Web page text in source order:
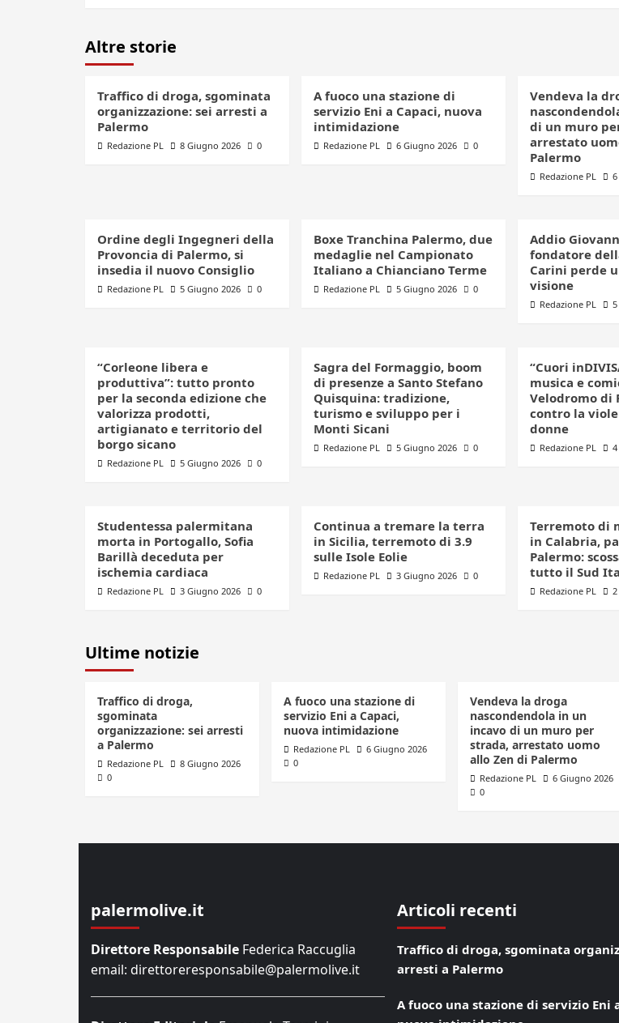
Altre storie
Traffico di droga, sgominata
organizzazione: sei arresti a
Palermo
Redazione PL 8 Giugno 2026 0
A fuoco una stazione di
servizio Eni a Capaci, nuova
intimidazione
Redazione PL 6 Giugno 2026 0
Vendeva la
di un muro
arrestato
Palermo
Redazione PL
Ordine degli Ingegneri della
Provoncia di Palermo, si
insedia il nuovo Consiglio
Redazione PL 5 Giugno 2026 0
Boxe Tranchina Palermo, due
medaglie nel Campionato
Italiano a Chianciano Terme
Redazione PL 5 Giugno 2026 0
Addio
fondatore
Carini perde
visione
Redazione PL
“Corleone libera e
produttiva”: tutto pronto
per la seconda edizione che
valorizza prodotti,
artigianato e territorio del
borgo sicano
Redazione PL 5 Giugno 2026 0
Sagra del Formaggio, boom
di presenze a Santo Stefano
Quisquina: tradizione,
turismo e sviluppo per i
Monti Sicani
Redazione PL 5 Giugno 2026 0
“Cuori
musica e
Velodromo di
contro la
donne
Redazione PL
Studentessa palermitana
morta in Portogallo, Sofia
Barillà deceduta per
ischemia cardiaca
Redazione PL 3 Giugno 2026 0
Continua a tremare la terra
in Sicilia, terremoto di 3.9
sulle Isole Eolie
Redazione PL 3 Giugno 2026 0
Terremoto di
in Calabria,
Palermo:
tutto il Sud
Redazione PL
Ultime notizie
Traffico di droga,
sgominata
organizzazione: sei arresti
a Palermo
Redazione PL
8 Giugno 2026
0
A fuoco una stazione di
servizio Eni a Capaci,
nuova intimidazione
Redazione PL
6 Giugno 2026
0
Vendeva la droga
nascondendola in un
incavo di un muro per
strada, arrestato uomo
allo Zen di Palermo
Redazione PL
6 Giugno 2026
0
palermolive.it
Direttore Responsabile Federica Raccuglia
email: direttoreresponsabile@palermolive.it
Articoli recenti
Traffico di droga, sgominata
arresti a Palermo
A fuoco una stazione di servizio Eni